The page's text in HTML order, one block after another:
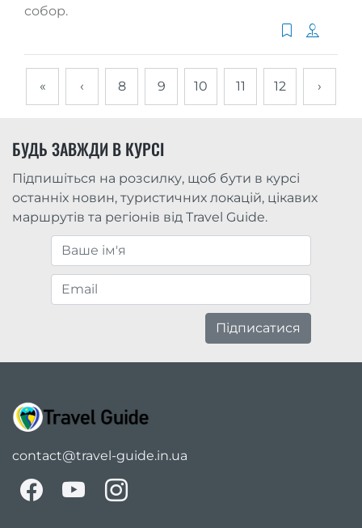
собор.
« ‹ 8 9 10 11 12 ›
БУДЬ ЗАВЖДИ В КУРСІ
Підпишіться на розсилку, щоб бути в курсі
останніх новин, туристичних локацій, цікавих
маршрутів та регіонів від Travel Guide.
Підписатися
contact@travel-guide.in.ua